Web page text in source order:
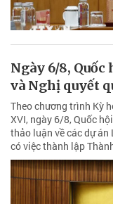
Ngày 6/8, Quốc
và Nghị quyết
Theo chương trình Kỳ
XVI, ngày 6/8, Quốc
thảo luận về các dự
có việc thành lập